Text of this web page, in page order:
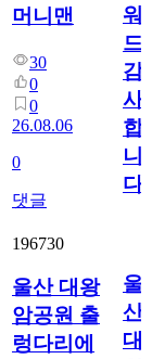
머니맨
30
0
0
26.08.06
0
댓글
워
드
감
사
합
니
다
196730
울산 대왕
암공원 출
렁다리에
울
산
대